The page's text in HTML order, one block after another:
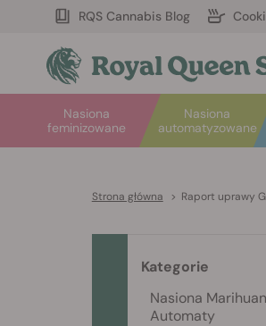
RQS Cannabis Blog
Nasiona
automatyzowane
Nasiona
feminizowane
Strona główna > Raport uprawy
Kategorie
Nasiona
Automaty